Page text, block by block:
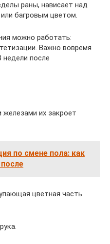
раны, нависает над
багровым цветом.
можно работать:
Важно вовремя
недели после
их закроет
по смене пола: как
цветная часть